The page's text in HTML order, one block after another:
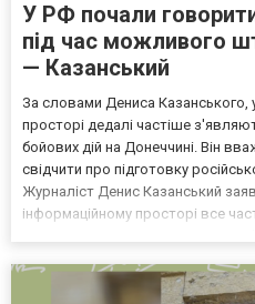
У РФ почали
під час можливого
— Казанський
За словами Дениса Казанського,
просторі дедалі частіше
бойових дій на Донеччині. Він
свідчити про підготовку
Журналіст Денис Казанський
інформаційному просторі все